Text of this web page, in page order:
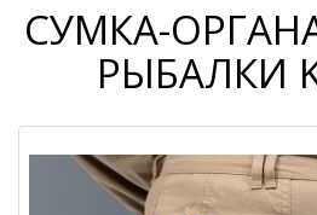
СУМКА-
РЫБАЛКИ